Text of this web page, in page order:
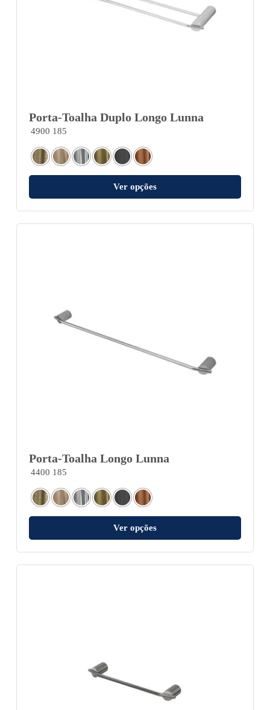
Porta-Toalha Duplo Longo Lunna
4900 185
Ver opções
Porta-Toalha Longo Lunna
4400 185
Ver opções